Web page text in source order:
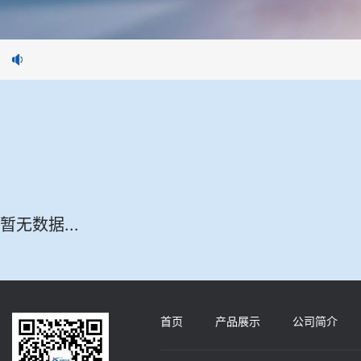
暂无数据...
首页 产品展示 公司简介